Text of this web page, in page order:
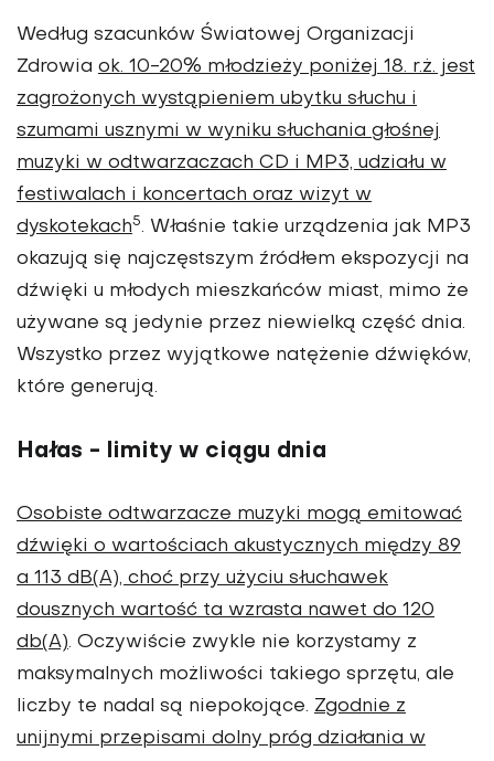
Według szacunków Światowej Organizacji
Zdrowia ok. 10-20% młodzieży poniżej 18. r.ż. jest
zagrożonych wystąpieniem ubytku słuchu i
szumami usznymi w wyniku słuchania głośnej
muzyki w odtwarzaczach CD i MP3, udziału w
festiwalach i koncertach oraz wizyt w
dyskotekach5. Właśnie takie urządzenia jak MP3
okazują się najczęstszym źródłem ekspozycji na
dźwięki u młodych mieszkańców miast, mimo że
używane są jedynie przez niewielką część dnia.
Wszystko przez wyjątkowe natężenie dźwięków,
które generują.
Hałas - limity w ciągu dnia
Osobiste odtwarzacze muzyki mogą emitować
dźwięki o wartościach akustycznych między 89
a 113 dB(A), choć przy użyciu słuchawek
dousznych wartość ta wzrasta nawet do 120
db(A). Oczywiście zwykle nie korzystamy z
maksymalnych możliwości takiego sprzętu, ale
liczby te nadal są niepokojące. Zgodnie z
unijnymi przepisami dolny próg działania w